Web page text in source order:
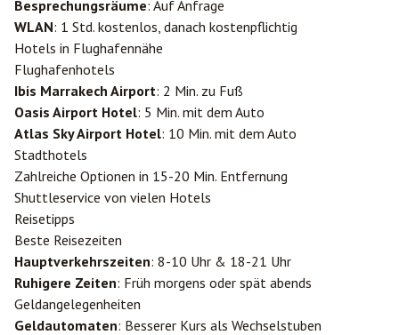
Besprechungsräume: Auf Anfrage
WLAN: 1 Std. kostenlos, danach kostenpflichtig
Hotels in Flughafennähe
Flughafenhotels
Ibis Marrakech Airport: 2 Min. zu Fuß
Oasis Airport Hotel: 5 Min. mit dem Auto
Atlas Sky Airport Hotel: 10 Min. mit dem Auto
Stadthotels
Zahlreiche Optionen in 15-20 Min. Entfernung
Shuttleservice von vielen Hotels
Reisetipps
Beste Reisezeiten
Hauptverkehrszeiten: 8-10 Uhr & 18-21 Uhr
Ruhigere Zeiten: Früh morgens oder spät abends
Geldangelegenheiten
Geldautomaten: Besserer Kurs als Wechselstuben